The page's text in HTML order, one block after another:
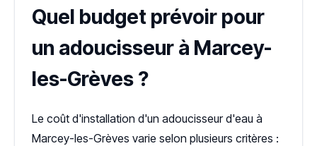
Quel budget prévoir pour
un adoucisseur à Marcey-
les-Grèves ?
Le coût d'installation d'un adoucisseur d'eau à
Marcey-les-Grèves varie selon plusieurs critères :